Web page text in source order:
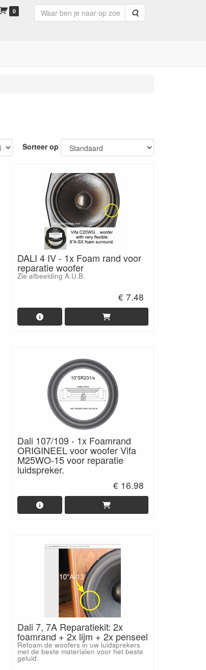
0 Zoeken
Sorteer op
DALI 4 IV - 1x Foam rand voor
reparatie woofer
Zie afbeelding A.U.B.
€ 7.48
Dali 107/109 - 1x Foamrand
ORIGINEEL voor woofer Vifa
M25WO-15 voor reparatie
luidspreker.
€ 16.98
Dali 7, 7A Reparatiekit: 2x
foamrand + 2x lijm + 2x penseel
Refoam de woofers in uw luidsprekers
met de beste materialen voor het beste
geluid.